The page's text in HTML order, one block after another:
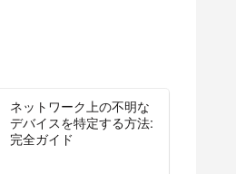
ネットワーク上の不明な
デバイスを特定する方法:
完全ガイド